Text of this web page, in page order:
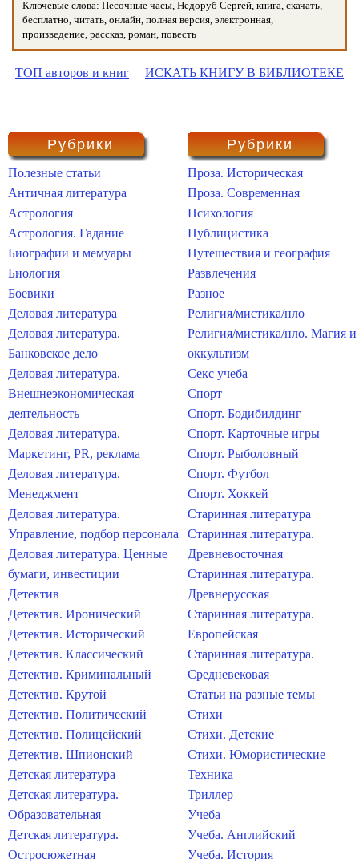
Ключевые слова: Песочные часы, Недоруб Сергей, книга, скачать,
бесплатно, читать, онлайн, полная версия, электронная,
произведение, рассказ, роман, повесть
ТОП авторов и книг ИСКАТЬ КНИГУ В БИБЛИОТЕКЕ
Рубрики
Полезные статьи
Античная литература
Астрология
Астрология. Гадание
Биографии и мемуары
Биология
Боевики
Деловая литература
Деловая литература.
Банковское дело
Деловая литература.
Внешнеэкономическая
деятельность
Деловая литература.
Маркетинг, PR, реклама
Деловая литература.
Менеджмент
Деловая литература.
Управление, подбор персонала
Деловая литература. Ценные
бумаги, инвестиции
Детектив
Детектив. Иронический
Детектив. Исторический
Детектив. Классический
Детектив. Криминальный
Детектив. Крутой
Детектив. Политический
Детектив. Полицейский
Детектив. Шпионский
Детская литература
Детская литература.
Образовательная
Детская литература.
Остросюжетная
Рубрики
Проза. Историческая
Проза. Современная
Психология
Публицистика
Путешествия и география
Развлечения
Разное
Религия/мистика/нло
Религия/мистика/нло. Магия и
оккультизм
Секс учеба
Спорт
Спорт. Бодибилдинг
Спорт. Карточные игры
Спорт. Рыболовный
Спорт. Футбол
Спорт. Хоккей
Старинная литература
Старинная литература.
Древневосточная
Старинная литература.
Древнерусская
Старинная литература.
Европейская
Старинная литература.
Средневековая
Статьи на разные темы
Стихи
Стихи. Детские
Стихи. Юмористические
Техника
Триллер
Учеба
Учеба. Английский
Учеба. История